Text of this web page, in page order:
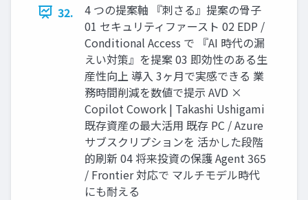
32.
4 つの提案軸 『刺さる』提案の骨子
01 セキュリティファースト 02 EDP /
Conditional Access で 『AI 時代の漏
えい対策』を提案 03 即効性のある生
産性向上 導入 3ヶ月で実感できる 業
務時間削減を数値で提示 AVD ×
Copilot Cowork | Takashi Ushigami
既存資産の最大活用 既存 PC / Azure
サブスクリプションを 活かした段階
的刷新 04 将来投資の保護 Agent 365
/ Frontier 対応で マルチモデル時代
にも耐える